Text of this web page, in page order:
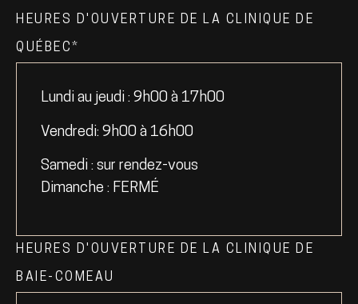
HEURES D'OUVERTURE DE LA CLINIQUE DE
QUÉBEC*
Lundi au jeudi : 9h00 à 17h00
Vendredi: 9h00 à 16h00
Samedi : sur rendez-vous
Dimanche : FERMÉ
HEURES D'OUVERTURE DE LA CLINIQUE DE
BAIE-COMEAU